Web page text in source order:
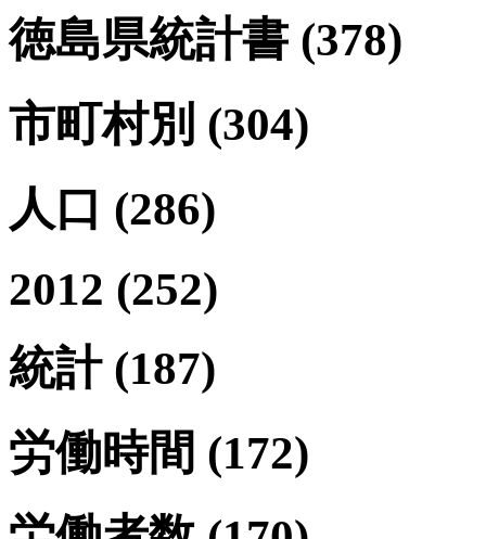
徳島県統計書 (378)
市町村別 (304)
人口 (286)
2012 (252)
統計 (187)
労働時間 (172)